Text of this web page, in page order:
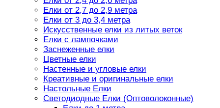
Елки от 2,7 до 2,9 метра
Елки от 3 до 3,4 метра
Искусственные елки из литых веток
Елки с лампочками
Заснеженные елки
Цветные елки
Настенные и угловые елки
Креативные и оригинальные елки
Настольные Елки
Светодиодные Елки (Оптоволоконные)